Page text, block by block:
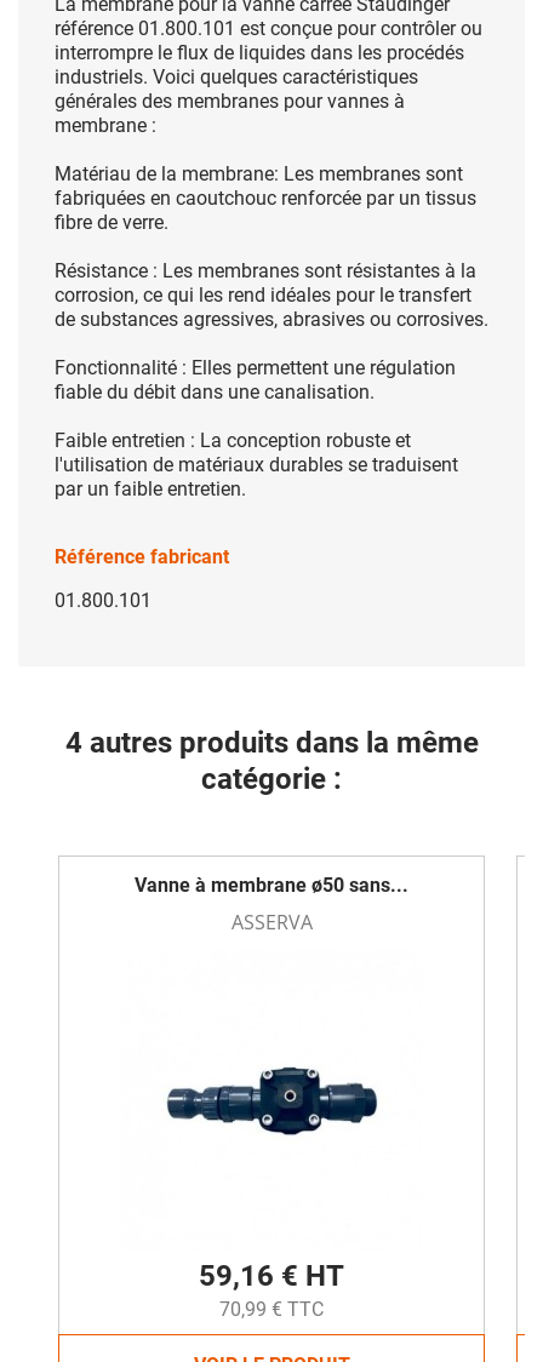
référence 01.800.101 est conçue pour contrôler ou
interrompre le flux de liquides dans les procédés
industriels. Voici quelques caractéristiques
générales des membranes pour vannes à
membrane :
Matériau de la membrane: Les membranes sont
fabriquées en caoutchouc renforcée par un tissus
fibre de verre.
Résistance : Les membranes sont résistantes à la
corrosion, ce qui les rend idéales pour le transfert
de substances agressives, abrasives ou corrosives.
Fonctionnalité : Elles permettent une régulation
fiable du débit dans une canalisation.
Faible entretien : La conception robuste et
l'utilisation de matériaux durables se traduisent
par un faible entretien.
Référence fabricant
01.800.101
4 autres produits dans la même
catégorie :
Vanne à membrane ø50 sans...
ASSERVA
59,16 € HT
70,99 € TTC